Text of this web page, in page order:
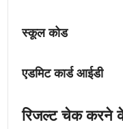
स्कूल कोड
एडमिट कार्ड आईडी
रिजल्ट चेक करने